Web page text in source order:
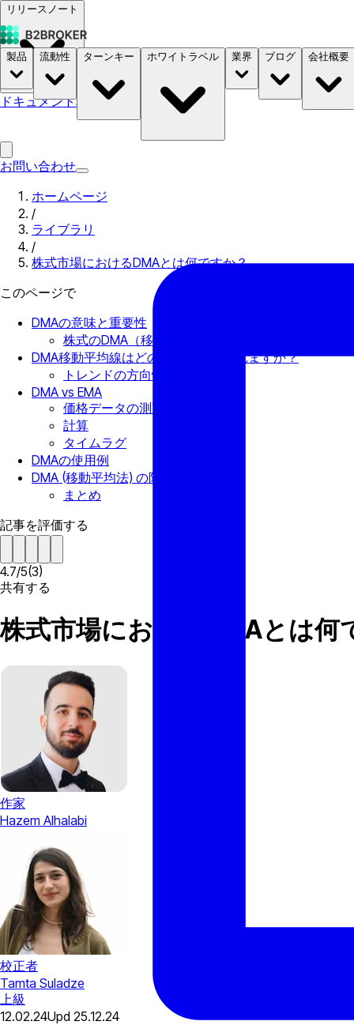
リリースノート
ドキュメント料金 B2STORE
製品 流動性 ターンキー ホワイトラベル 業界 ブログ 会社概要
お問い合わせ
ホームページ
/
ライブラリ
/
株式市場におけるDMAとは何ですか？
このページで
DMAの意味と重要性
株式のDMA（移動平均線）とは何ですか？
DMA移動平均線はどのように使用されますか？
トレンドの方向性
DMA vs EMA
価格データの測定
計算
タイムラグ
DMAの使用例
DMA (移動平均法) の限界
まとめ
記事を評価する
4.7/5(3)
共有する
株式市場におけるDMAとは何
作家
Hazem Alhalabi
校正者
Tamta Suladze
上級
12.02.24Upd 25.12.24